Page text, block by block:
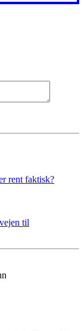
rent faktisk?
til